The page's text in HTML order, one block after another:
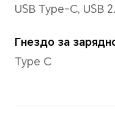
Режим на
Снимка,
Lapse,